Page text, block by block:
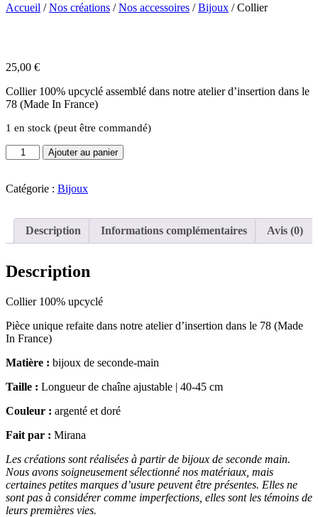
Accueil /Nos créations /Nos accessoires /Bijoux / Collier
25,00 €
Collier 100% upcyclé assemblé dans notre atelier d’insertion dans le
78 (Made In France)
1 en stock (peut être commandé)
quantité
de
Ajouter au panier
Catégorie : Bijoux
Description Informations complémentaires Avis (0)
Description
Collier 100% upcyclé
Pièce unique refaite dans notre atelier d’insertion dans le 78 (Made
In France)
Matière : bijoux de seconde-main
Taille : Longueur de chaîne ajustable | 40-45 cm
Couleur : argenté et doré
Fait par : Mirana
Les créations sont réalisées à partir de bijoux de seconde main.
Nous avons soigneusement sélectionné nos matériaux, mais
certaines petites marques d’usure peuvent être présentes. Elles ne
sont pas à considérer comme imperfections, elles sont les témoins de
leurs premières vies.